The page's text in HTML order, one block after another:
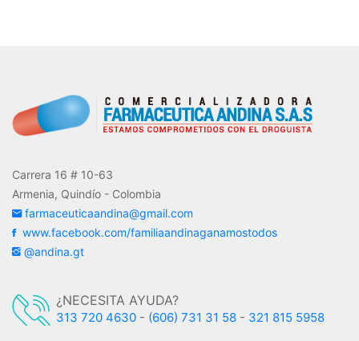
Carrera 16 # 10-63
Armenia, Quindío - Colombia
farmaceuticaandina@gmail.com
www.facebook.com/familiaandinaganamostodos
@andina.gt
¿NECESITA AYUDA?
313 720 4630 - (606) 731 31 58 - 321 815 5958